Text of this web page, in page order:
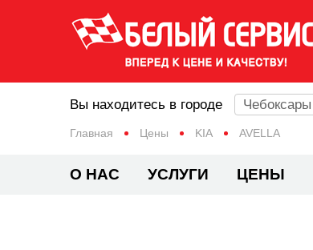
Главная Цены KIA AVELLA
Вы находитесь в городе Чебоксары
О НАС УСЛУГИ ЦЕНЫ